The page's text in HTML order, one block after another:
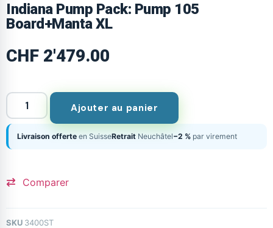
Indiana Pump Pack: Pump 105
Board+Manta XL
CHF 2'479.00
Ajouter au panier
Livraison offerte en SuisseRetrait Neuchâtel−2 % par virement
Comparer
SKU 3400ST